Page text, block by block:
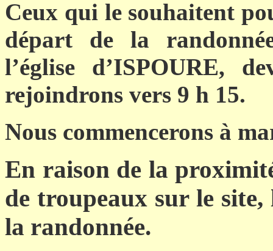
Ceux qui le souhaitent
départ de la
l’église d’ISPOURE,
rejoindrons vers 9 h 15.
Nous commencerons à
En raison de la
de troupeaux sur le site,
la randonnée.